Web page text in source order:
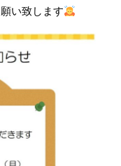
い致します